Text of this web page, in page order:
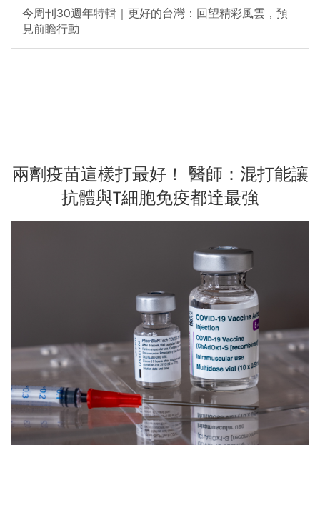
今周刊30週年特輯｜更好的台灣：回望精彩風雲，預
見前瞻行動
兩劑疫苗這樣打最好！ 醫師：混打能讓
抗體與T細胞免疫都達最強